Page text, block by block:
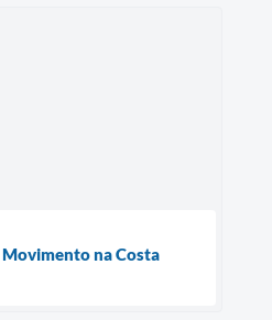
na Costa